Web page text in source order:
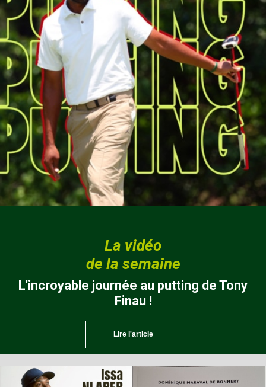
La vidéo
de la semaine
L'incroyable journée au putting de Tony
Finau !
Lire l'article